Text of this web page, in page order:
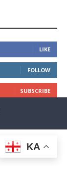
LIKE
FOLLOW
SUBSCRIBE
KA